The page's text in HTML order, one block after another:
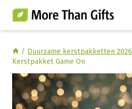
naar
inhoud
/ Duurzame kerstpakketten 2026
Kerstpakket Game On